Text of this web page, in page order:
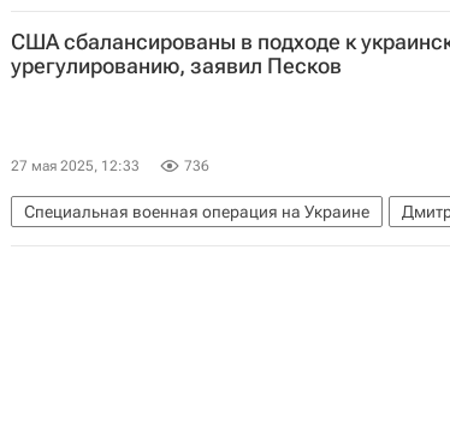
Безопасность
США сбалансированы в подходе к
урегулированию, заявил Песков
27 мая 2025, 12:33 736
Специальная военная операция на Украине
Россия
США В мире